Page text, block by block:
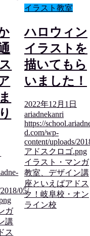
05/
ガ
講
ス
イラスト教室
ハロウィン
イラストを
描いてもら
いました！
2022年12月1日
ariadnekanri
https://
d.com/wp-
content/uploads/
アドスクロゴ.png
イラスト・マンガ
教室、デザイン講
座といえばアドス
ク！岐阜校・オン
ライン校